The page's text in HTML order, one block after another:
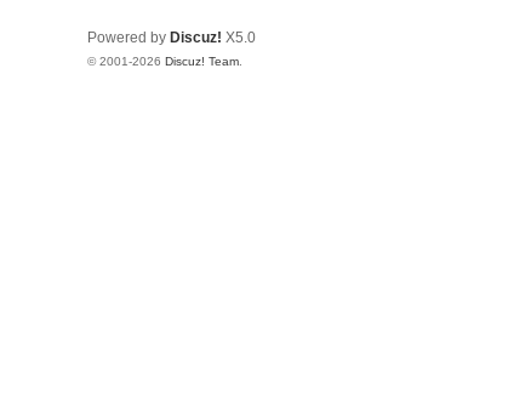
Powered by Discuz! X5.0
© 2001-2026 Discuz! Team